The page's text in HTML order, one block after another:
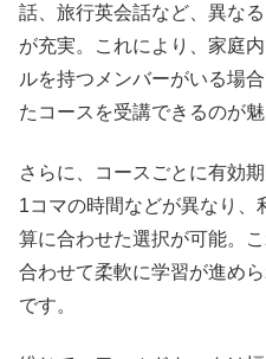
話、旅行英会話など、異な
が充実。これにより、家庭
ルを持つメンバーがいる場
たコースを受講できるのが魅
さらに、コースごとに有効
1コマの時間などが異なり、
算に合わせた選択が可能。
合わせて柔軟に学習が進め
です。